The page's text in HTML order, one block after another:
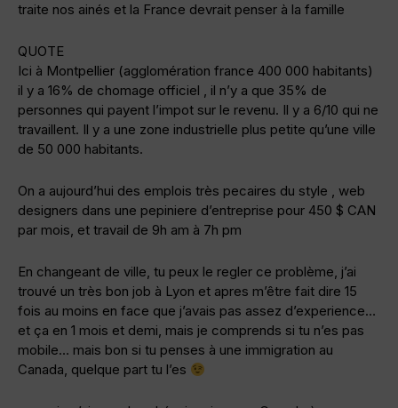
traite nos ainés et la France devrait penser à la famille
QUOTE
Ici à Montpellier (agglomération france 400 000 habitants)
il y a 16% de chomage officiel , il n’y a que 35% de
personnes qui payent l’impot sur le revenu. Il y a 6/10 qui ne
travaillent. Il y a une zone industrielle plus petite qu’une ville
de 50 000 habitants.
On a aujourd’hui des emplois très pecaires du style , web
designers dans une pepiniere d’entreprise pour 450 $ CAN
par mois, et travail de 9h am à 7h pm
En changeant de ville, tu peux le regler ce problème, j’ai
trouvé un très bon job à Lyon et apres m’être fait dire 15
fois au moins en face que j’avais pas assez d’experience…
et ça en 1 mois et demi, mais je comprends si tu n’es pas
mobile… mais bon si tu penses à une immigration au
Canada, quelque part tu l’es